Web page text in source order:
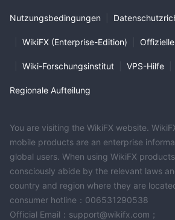
Nutzungsbedingungen
WikiFX (Enterprise-Edition)
Wiki-Forschungsinstitut VPS-Hilfe
Regionale Aufteilung
You are visiting the WikiFX website.
mobile products are an enterprise
global users. When using WikiFX
consciously abide by the relevant laws
country and region where they are
consumer hotline：006531290538
Official Email：support@wikifx.com；